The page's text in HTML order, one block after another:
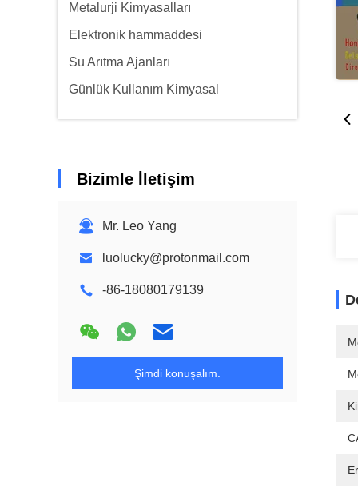
Metalurji Kimyasalları
Elektronik hammaddesi
Su Arıtma Ajanları
Günlük Kullanım Kimyasal
Bizimle İletişim
Mr. Leo Yang
luolucky@protonmail.com
-86-18080179139
Şimdi konuşalım.